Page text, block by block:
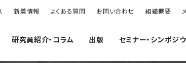
新着情報 よくある質問 お問い合わせ 組織概要
研究員紹介・コラム 出版 セミナー・シンポジ